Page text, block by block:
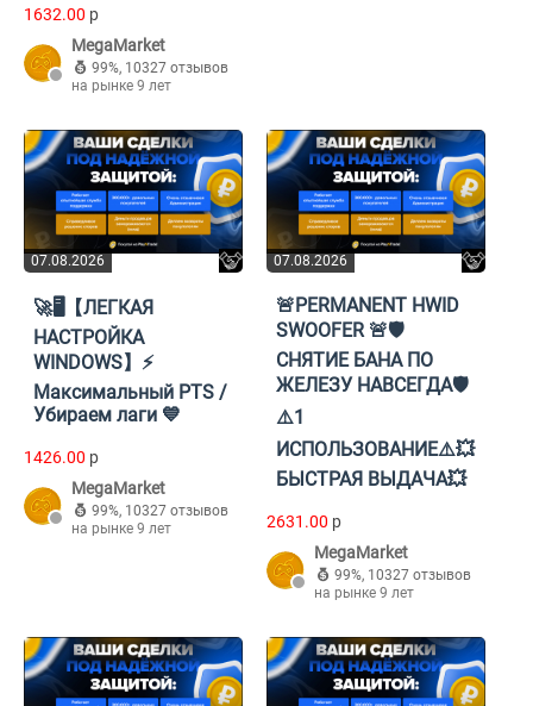
1632.00 p
MegaMarket
99%, 10327 отзывов
на рынке 9 лет
07.08.2026
🚀🖥【ЛЕГКАЯ
НАСТРОЙКА
WINDOWS】⚡
Максимальный PTS /
Убираем лаги 💙
1426.00 p
MegaMarket
99%, 10327 отзывов
на рынке 9 лет
07.08.2026
🚨PERMANENT HWID
SWOOFER 🚨🛡️
СНЯТИЕ БАНА ПО
ЖЕЛЕЗУ НАВСЕГДА🛡️
⚠️1
ИСПОЛЬЗОВАНИЕ⚠️💥
БЫСТРАЯ ВЫДАЧА💥
2631.00 p
MegaMarket
99%, 10327 отзывов
на рынке 9 лет